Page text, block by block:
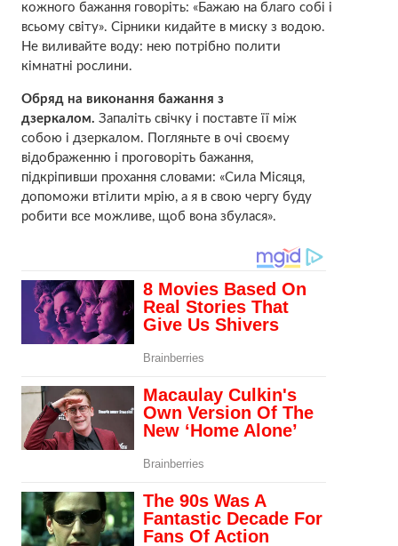
кожного бажання говоріть: «Бажаю на благо собі і
всьому світу». Сірники кидайте в миску з водою.
Не виливайте воду: нею потрібно полити
кімнатні рослини.
Обряд на виконання бажання з
дзеркалом. Запаліть свічку і поставте її між
собою і дзеркалом. Погляньте в очі своєму
відображенню і проговоріть бажання,
підкріпивши прохання словами: «Сила Місяця,
допоможи втілити мрію, а я в свою чергу буду
робити все можливе, щоб вона збулася».